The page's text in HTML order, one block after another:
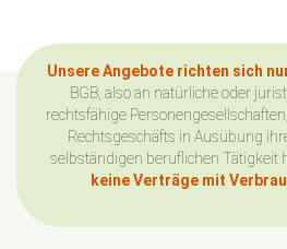
Unsere Angebote richten sich
BGB, also an natürliche oder
rechtsfähige
Rechtsgeschäfts in Ausübung
selbständigen beruflichen Tätigkeit
keine Verträge mit